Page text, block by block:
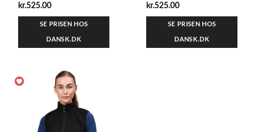
kr.525.00
SE PRISEN HOS
DANSK.DK
kr.525.00
SE PRISEN HOS
DANSK.DK